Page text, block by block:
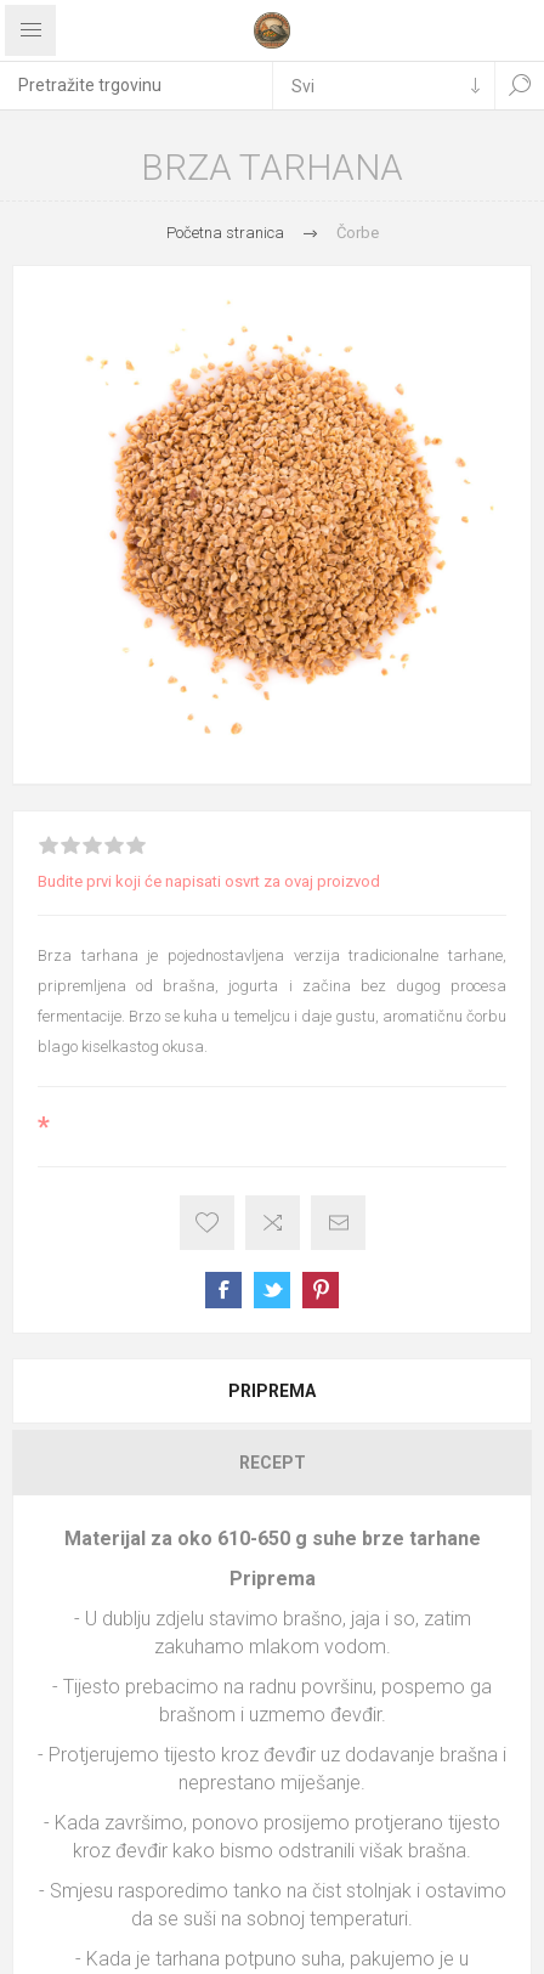
BRZA TARHANA
Početna stranica Čorbe
Budite prvi koji će napisati osvrt za ovaj proizvod
Brza tarhana je pojednostavljena verzija tradicionalne tarhane,
pripremljena od brašna, jogurta i začina bez dugog procesa
fermentacije. Brzo se kuha u temeljcu i daje gustu, aromatičnu čorbu
blago kiselkastog okusa.
*
PRIPREMA
RECEPT
Materijal za oko 610-650 g suhe brze tarhane
Priprema
- U dublju zdjelu stavimo brašno, jaja i so, zatim
zakuhamo mlakom vodom.
- Tijesto prebacimo na radnu površinu, pospemo ga
brašnom i uzmemo đevđir.
- Protjerujemo tijesto kroz đevđir uz dodavanje brašna i
neprestano miješanje.
- Kada završimo, ponovo prosijemo protjerano tijesto
kroz đevđir kako bismo odstranili višak brašna.
- Smjesu rasporedimo tanko na čist stolnjak i ostavimo
da se suši na sobnoj temperaturi.
- Kada je tarhana potpuno suha, pakujemo je u